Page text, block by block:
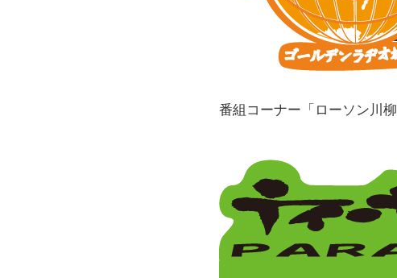
番組コーナー「ローソン川